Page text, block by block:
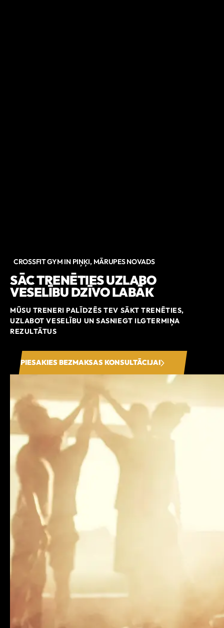
CROSSFIT GYM IN PIŅĶI, MĀRUPES NOVADS
SĀC TRENĒTIES UZLABO
VESELĪBU DZĪVO LABĀK
MŪSU TRENERI PALĪDZĒS TEV SĀKT TRENĒTIES,
UZLABOT VESELĪBU UN SASNIEGT ILGTERMIŅA
REZULTĀTUS
PIESAKIES BEZMAKSAS KONSULTĀCIJAI